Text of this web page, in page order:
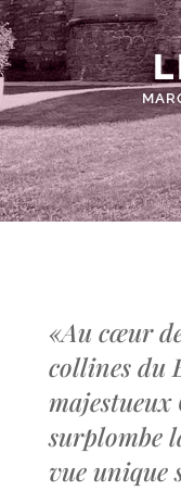
«Au cœur
collines du
majestueux
surplombe
vue unique